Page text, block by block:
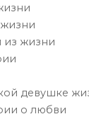
из жизни
девушке
о любви